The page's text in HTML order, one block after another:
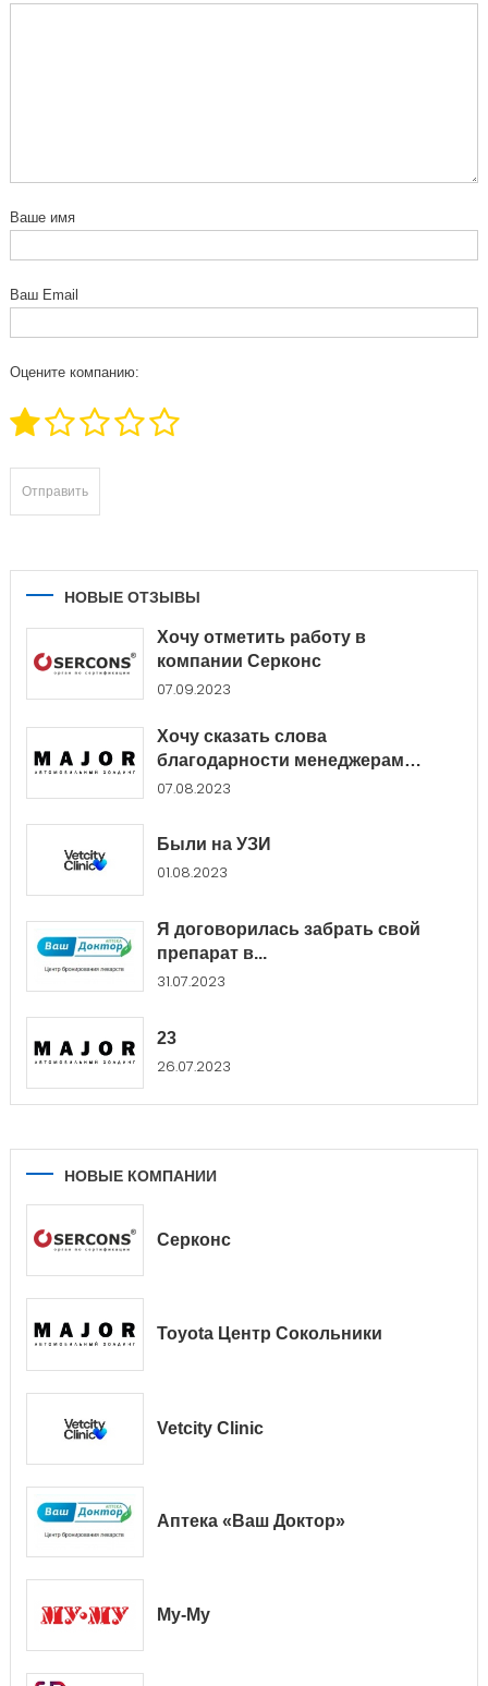
Ваше имя
Ваш Email
Оцените компанию:
НОВЫЕ ОТЗЫВЫ
Хочу отметить работу в
компании Серконс
07.09.2023
Хочу сказать слова
благодарности менеджерам
Major...
07.08.2023
Были на УЗИ
01.08.2023
Я договорилась забрать свой
препарат в...
31.07.2023
23
26.07.2023
НОВЫЕ КОМПАНИИ
Серконс
Toyota Центр Сокольники
Vetcity Clinic
Аптека «Ваш Доктор»
Му-Му